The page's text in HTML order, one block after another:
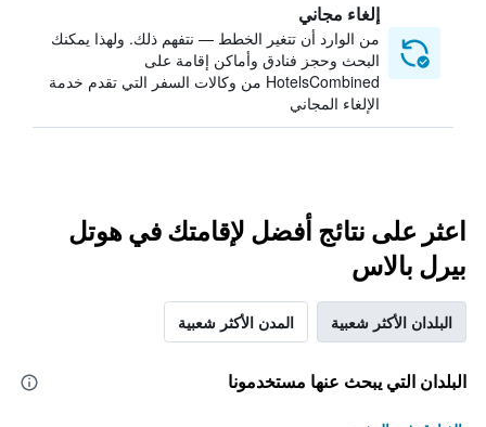
إلغاء مجاني
من الوارد أن تتغير الخطط — نتفهم ذلك. ولهذا يمكنك
البحث وحجز فنادق وأماكن إقامة على
HotelsCombined من وكالات السفر التي تقدم خدمة
الإلغاء المجاني
اعثر على نتائج أفضل لإقامتك في هوتل
بيرل بالاس
البلدان الأكثر شعبية المدن الأكثر شعبية
البلدان التي يبحث عنها مستخدمونا